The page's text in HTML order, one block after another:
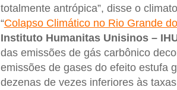
totalmente antrópica”, disse o
“Colapso Climático no Rio Grande
Instituto Humanitas Unisinos –
das emissões de gás carbônico
emissões de gases do efeito estufa
dezenas de vezes inferiores às